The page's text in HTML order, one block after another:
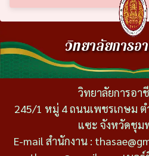
วิทยาลัยการอ
วิทยาลัยการอ
245/1 หมู่ 4 ถนนเพชรเกษม
แซะ จังหวัดชุม
E-mail สำนักงาน :